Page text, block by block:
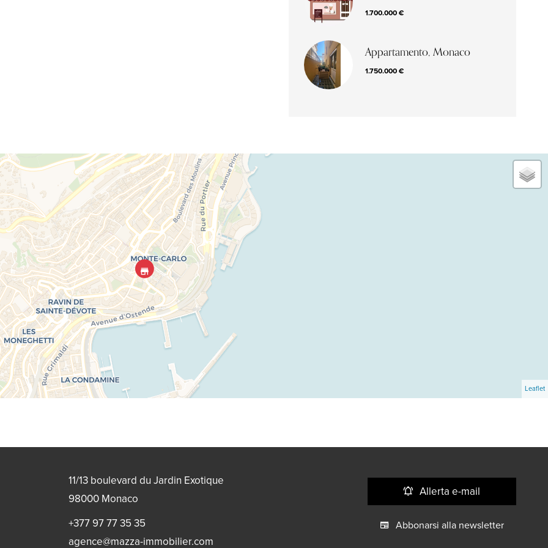
1.700.000 €
Appartamento, Monaco
1.750.000 €
Leaflet
11/13 boulevard du Jardin Exotique
98000Monaco
+377 97 77 35 35
agence@mazza-immobilier.com
Allerta e-mail
Abbonarsi alla newsletter